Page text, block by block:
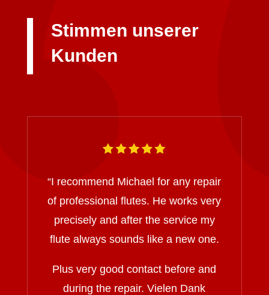
Stimmen unserer
Kunden
“I recommend Michael for any repair
of professional flutes. He works very
precisely and after the service my
flute always sounds like a new one.
Plus very good contact before and
during the repair. Vielen Dank